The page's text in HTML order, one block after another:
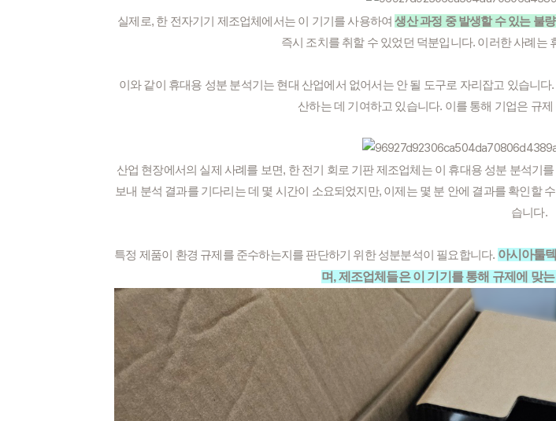
실제로, 한 전자기기 제조업체에서는 이 기기를 사용하여생산 과정 중 발생할 수 있는 불
즉시 조치를 취할 수 있었던 덕분입니다. 이러한 사례는
이와 같이 휴대용 성분 분석기는 현대 산업에서 없어서는 안 될 도구로 자리잡고 있습니
산하는 데 기여하고 있습니다. 이를 통해 기업은 규
산업 현장에서의 실제 사례를 보면, 한 전기 회로 기판 제조업체는 이 휴대용 성분 분석기
보내 분석 결과를 기다리는 데 몇 시간이 소요되었지만, 이제는 몇 분 안에 결과를 확인할
습니다.
특정 제품이 환경 규제를 준수하는지를 판단하기 위한 성분분석이 필요합니다. 아시아툴
며, 제조업체들은 이 기기를 통해 규제에 맞